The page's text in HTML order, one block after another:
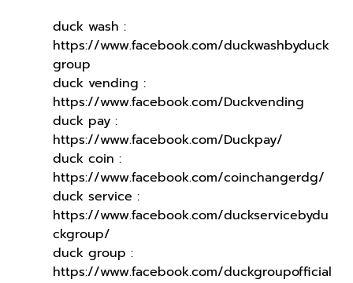
duck wash :
https://www.facebook.com/duckwashbyduck
group
duck vending :
https://www.facebook.com/Duckvending
duck pay :
https://www.facebook.com/Duckpay/
duck coin :
https://www.facebook.com/coinchangerdg/
duck service :
https://www.facebook.com/duckservicebydu
ckgroup/
duck group :
https://www.facebook.com/duckgroupofficial